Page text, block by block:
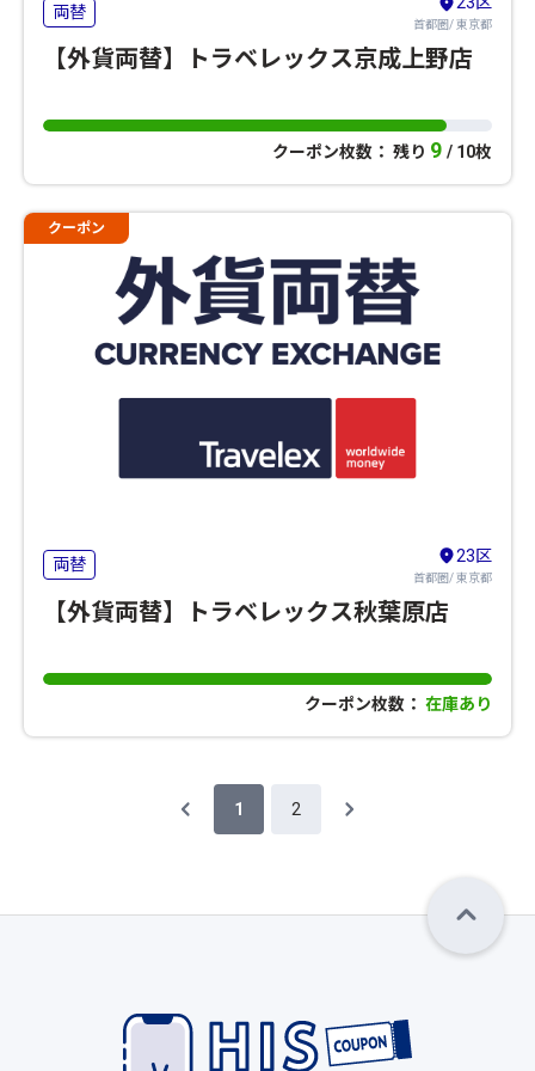
両替
首都圏/ 東京都
【外貨両替】トラベレックス京成上野店
クーポン枚数： 残り 9 / 10枚
クーポン
両替 23区
首都圏/ 東京都
【外貨両替】トラベレックス秋葉原店
クーポン枚数： 在庫あり
1 2